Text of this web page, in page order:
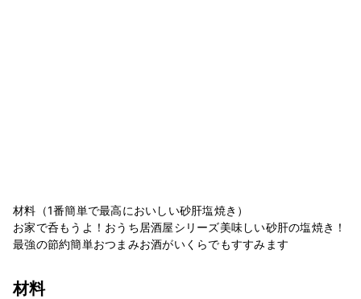
材料（1番簡単で最高においしい砂肝塩焼き）
お家で呑もうよ！おうち居酒屋シリーズ美味しい砂肝の塩焼き！
最強の節約簡単おつまみお酒がいくらでもすすみます
材料